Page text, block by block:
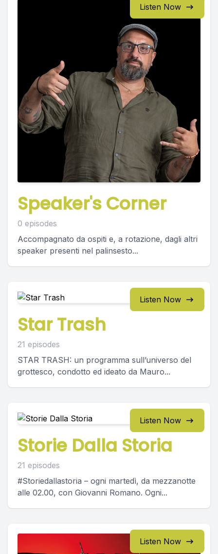
Listen Now
Speaker's Corner
0 episodes
Accompagnato da ospiti e, a rotazione, dagli altri
speaker presenti nel palinsesto...
Listen Now
Star Trash
21 episodes
STAR TRASH: un programma sull’universo del
grottesco, condotto ed ideato da Mauro...
Listen Now
Storie Dalla Storia
21 episodes
#Storiedallastoria – ogni martedì, da mezzanotte
alle 02.00, con Giovanni Romano. Ogni...
Listen Now